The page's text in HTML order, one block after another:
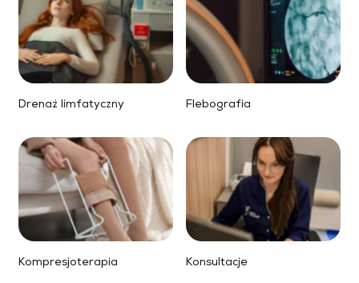
Drenaż limfatyczny Flebografia
Kompresjoterapia Konsultacje